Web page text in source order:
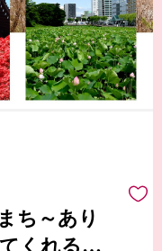
ち～あり
くれる場